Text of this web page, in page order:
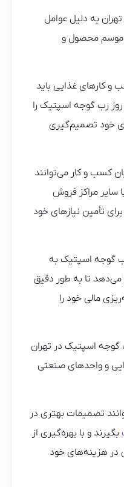
به دلیل عوامل
موسم محصول و
و کارهای غذایی باید
روز رب گوجه اسپتیک را
خود تصمیم‌گیری
کسب و کار می‌توانند
سایر مراکز فروش
تأمین نیازهای خود
گوجه اسپتیک به
می‌دهد تا به طور دقیق
مالی خود را
گوجه اسپتیک در تهران
و واحدهای صنعتی
تصمیمات بهتری در
بگیرند و با بهره‌گیری از
در هزینه‌های خود